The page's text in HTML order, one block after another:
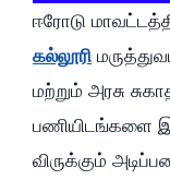
ஈரோடு
கல்லூரி
மற்றும் அரசு
பணியிடங்களை
விருக்கும்